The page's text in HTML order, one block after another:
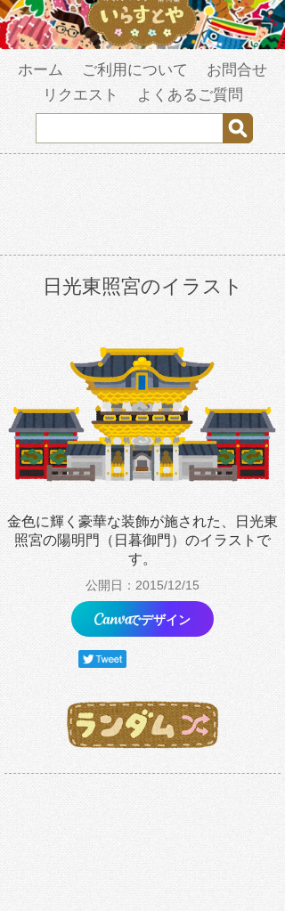
ホーム ご利用について
お問合せ
リクエスト
よくあるご質問
日光東照宮のイラスト
金色に輝く豪華な装飾が施された、日光東
照宮の陽明門（日暮御門）のイラストで
す。
公開日：2015/12/15
でデザイン